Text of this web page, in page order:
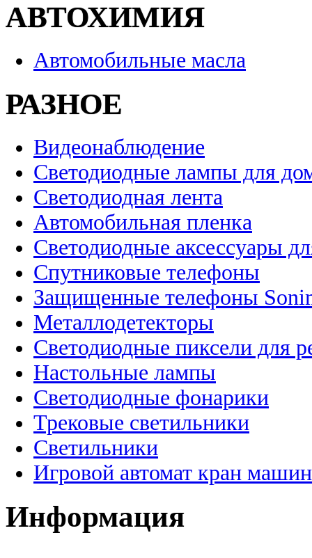
АВТОХИМИЯ
Автомобильные масла
РАЗНОЕ
Видеонаблюдение
Светодиодные лампы для
Светодиодная лента
Автомобильная пленка
Светодиодные аксессуары
Спутниковые телефоны
Защищенные телефоны
Металлодетекторы
Светодиодные пиксели для
Настольные лампы
Светодиодные фонарики
Трековые светильники
Светильники
Игровой автомат кран
Информация